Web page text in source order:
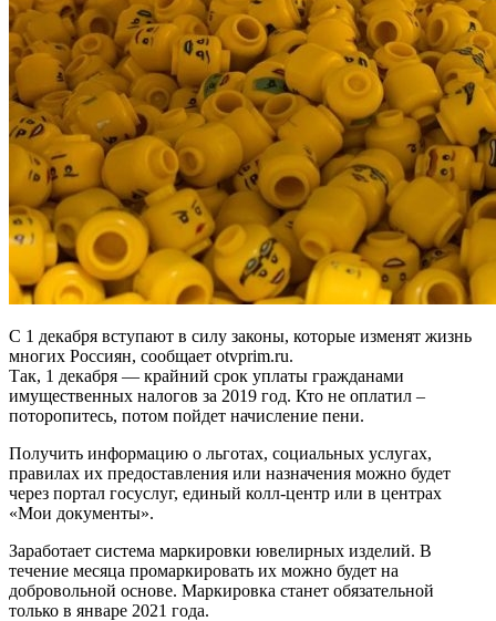
С 1 декабря вступают в силу законы, которые изменят жизнь
многих Россиян, сообщает otvprim.ru.
Так, 1 декабря — крайний срок уплаты гражданами
имущественных налогов за 2019 год. Кто не оплатил –
поторопитесь, потом пойдет начисление пени.
Получить информацию о льготах, социальных услугах,
правилах их предоставления или назначения можно будет
через портал госуслуг, единый колл-центр или в центрах
«Мои документы».
Заработает система маркировки ювелирных изделий. В
течение месяца промаркировать их можно будет на
добровольной основе. Маркировка станет обязательной
только в январе 2021 года.